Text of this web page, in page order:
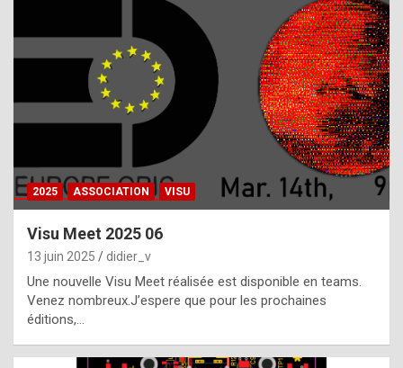
h
a
t
t
e
2025 ASSOCIATION VISU
Visu Meet 2025 06
13 juin 2025 didier_v
Une nouvelle Visu Meet réalisée est disponible en teams.
Venez nombreux.J’espere que pour les prochaines
éditions,…